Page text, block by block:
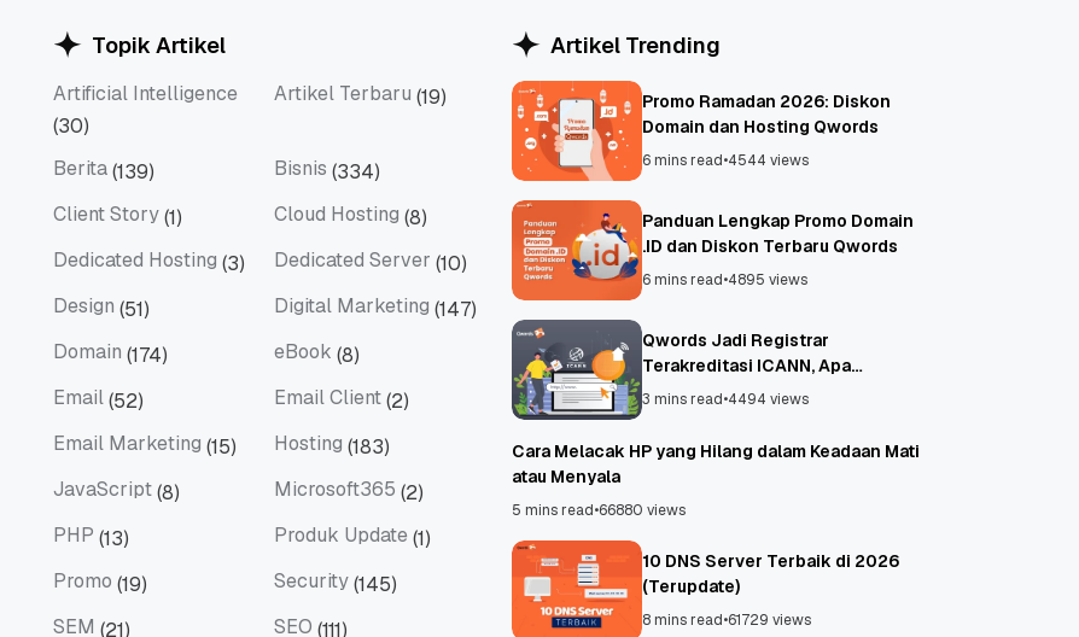
Topik Artikel
Artificial Intelligence
Artificial Intelligence
(30)
Artikel Terbaru (19)
Berita(139) Bisnis (334)
Client Story(1) Cloud Hosting (8)
Dedicated Hosting (3) Dedicated Server (10)
Design (51) Digital Marketing (147)
Domain (174) eBook (8)
Email(52) Email Client(2)
Email Marketing (15) Hosting (183)
JavaScript(8) Microsoft365 (2)
PHP (13) Produk Update (1)
Promo (19) Security(145)
SEM (21) SEO (111)
Artikel Trending
Promo Ramadan 2026: Diskon
Domain dan Hosting Qwords
6 mins read•4544 views
Panduan Lengkap Promo Domain
.ID dan Diskon Terbaru Qwords
6 mins read•4895 views
Qwords Jadi Registrar
Terakreditasi ICANN, Apa
Untungnya?
3 mins read•4494 views
Cara Melacak HP yang Hilang dalam Keadaan Mati
atau Menyala
5 mins read•66880 views
10 DNS Server Terbaik di 2026
(Terupdate)
8 mins read•61729 views